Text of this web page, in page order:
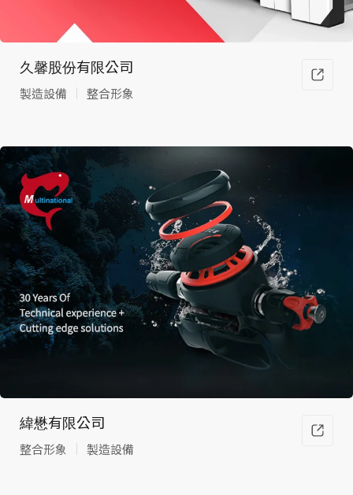
久馨股份有限公司
製造設備 整合形象
緯懋有限公司
整合形象 製造設備